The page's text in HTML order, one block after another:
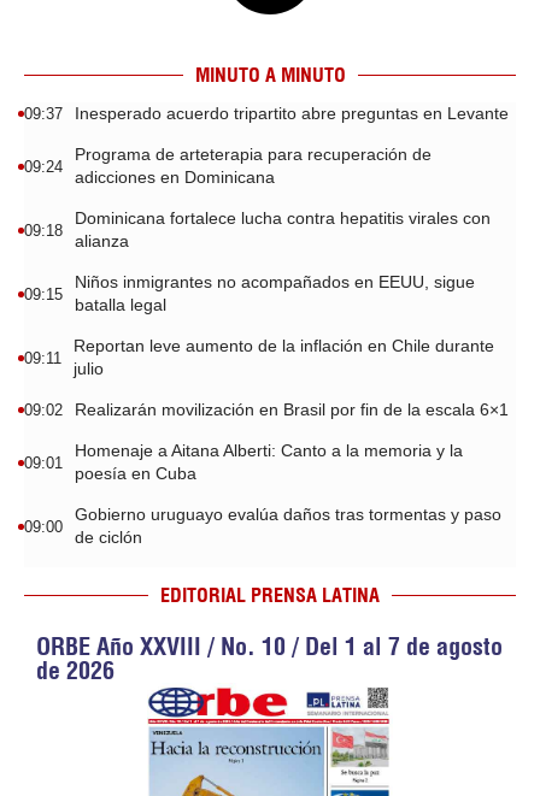
MINUTO A MINUTO
09:37 Inesperado acuerdo tripartito abre preguntas en Levante
09:24
Programa de arteterapia para recuperación de
adicciones en Dominicana
09:18
Dominicana fortalece lucha contra hepatitis virales con
alianza
09:15
Niños inmigrantes no acompañados en EEUU, sigue
batalla legal
09:11
Reportan leve aumento de la inflación en Chile durante
julio
09:02 Realizarán movilización en Brasil por fin de la escala 6×1
09:01
Homenaje a Aitana Alberti: Canto a la memoria y la
poesía en Cuba
09:00
Gobierno uruguayo evalúa daños tras tormentas y paso
de ciclón
EDITORIAL PRENSA LATINA
ORBE Año XXVIII / No. 10 / Del 1 al 7 de agosto
de 2026